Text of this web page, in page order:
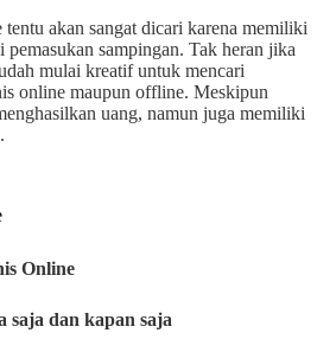
akan sangat dicari karena memiliki
pemasukan sampingan. Tak heran jika
mulai kreatif untuk mencari
online maupun offline. Meskipun
uang, namun juga memiliki
Online
saja dan kapan saja